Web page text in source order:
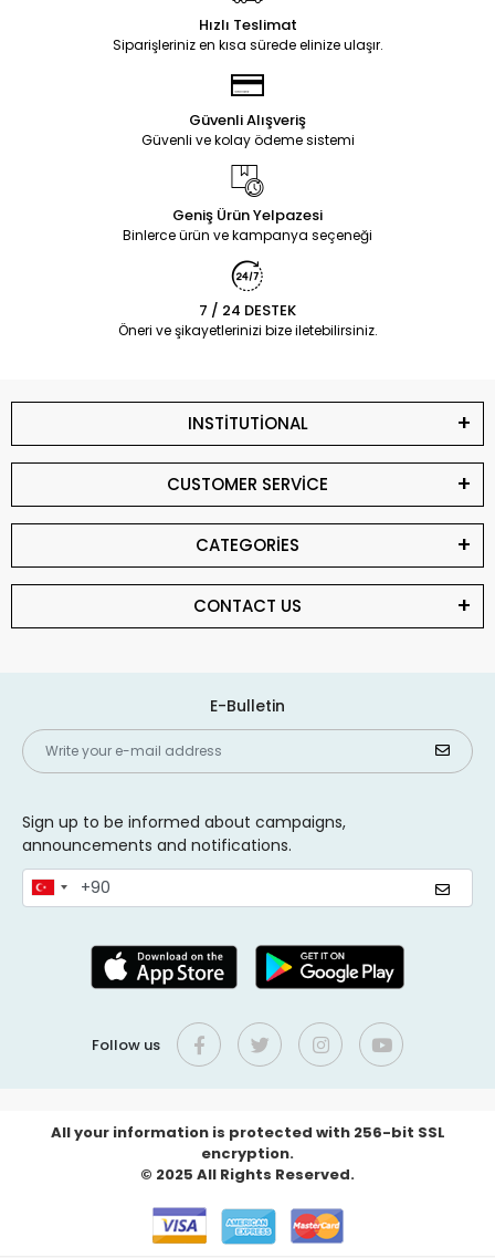
Hızlı Teslimat
Siparişleriniz en kısa sürede elinize ulaşır.
Güvenli Alışveriş
Güvenli ve kolay ödeme sistemi
Geniş Ürün Yelpazesi
Binlerce ürün ve kampanya seçeneği
7 / 24 DESTEK
Öneri ve şikayetlerinizi bize iletebilirsiniz.
INSTİTUTİONAL
CUSTOMER SERVİCE
CATEGORİES
CONTACT US
E-Bulletin
Sign up to be informed about campaigns,
announcements and notifications.
Follow us
All your information is protected with 256-bit SSL
encryption.
© 2025 All Rights Reserved.